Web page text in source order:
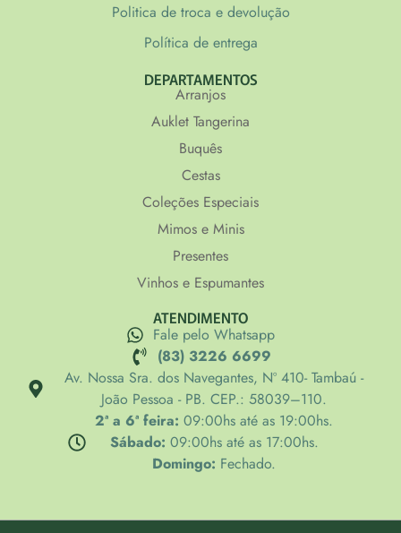
Politica de troca e devolução
Política de entrega
DEPARTAMENTOS
Arranjos
Auklet Tangerina
Buquês
Cestas
Coleções Especiais
Mimos e Minis
Presentes
Vinhos e Espumantes
ATENDIMENTO
Fale pelo Whatsapp
(83) 3226 6699
Av. Nossa Sra. dos Navegantes, Nº 410- Tambaú -
João Pessoa - PB. CEP.: 58039–110.
2ª a 6ª feira: 09:00hs até as 19:00hs.
Sábado: 09:00hs até as 17:00hs.
Domingo: Fechado.